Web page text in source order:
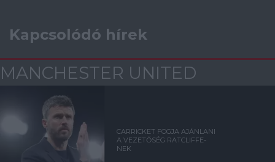
Kapcsolódó hírek
MANCHESTER UNITED
CARRICKET FOGJA AJÁNLANI
A VEZETŐSÉG RATCLIFFE-
NEK